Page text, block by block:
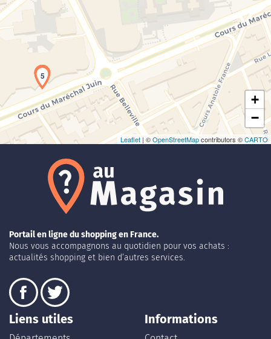
Chargement de la carte en cours...
1
2
3
5
+
−
Leaflet | ©OpenStreetMapcontributors ©CARTO
Portail en ligne du shopping en France.
Nous vous accompagnons au quotidien pour vos achats :
actualités shopping et bien d’autres services.
Liens utiles Informations